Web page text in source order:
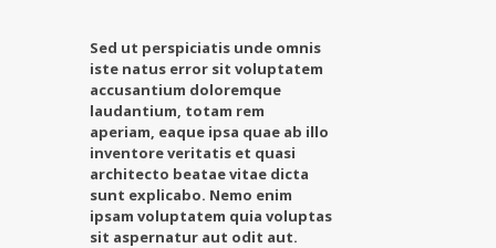
Sed ut perspiciatis unde omnis
iste natus error sit voluptatem
accusantium doloremque
laudantium, totam rem
aperiam, eaque ipsa quae ab illo
inventore veritatis et quasi
architecto beatae vitae dicta
sunt explicabo. Nemo enim
ipsam voluptatem quia voluptas
sit aspernatur aut odit aut.